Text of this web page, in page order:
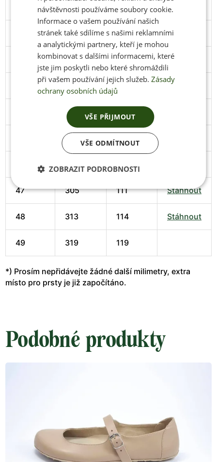
258 98 Stáhnout
266 102 Stáhnout
274 102 Stáhnout
279 Stáhnout
286
291
297 108
47 305 111 Stáhnout
48 313 114 Stáhnout
49 319 119
*) Prosím nepřidávejte žádné další milimetry, extra
místo pro prsty je již započítáno.
Podobné produkty
návštěvnosti používáme soubory cookie.
Informace o vašem používání našich
stránek také sdílíme s našimi reklamními
a analytickými partnery, kteří je mohou
kombinovat s dalšími informacemi, které
jste jim poskytli nebo které shromáždili
při vašem používání jejich služeb. Zásady
ochrany osobních údajů
VŠE PŘIJMOUT
VŠE ODMÍTNOUT
ZOBRAZIT PODROBNOSTI